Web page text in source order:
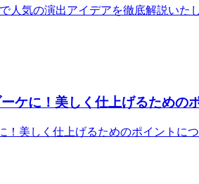
人気の演出アイデアを徹底解説い
ケに！美しく仕上げるための
！美しく仕上げるためのポイント